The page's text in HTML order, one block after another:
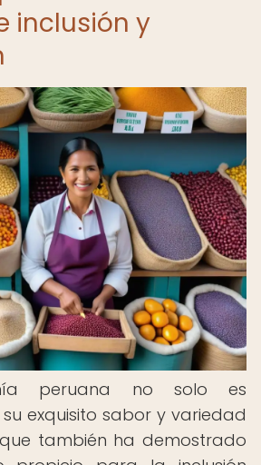
inclusión y
peruana no solo es
exquisito sabor y variedad
también ha demostrado